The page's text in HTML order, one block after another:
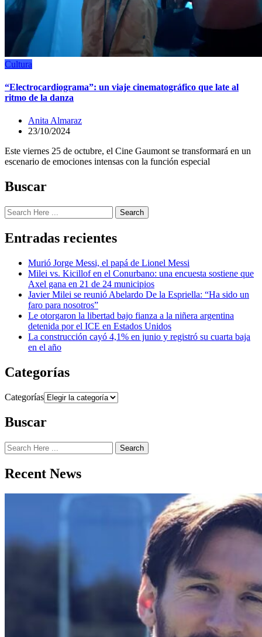
Cultura
“Electrocardiograma”: un viaje cinematográfico que late al
ritmo de la danza
Anita Almaraz
23/10/2024
Este viernes 25 de octubre, el Cine Gaumont se transformará en un
escenario de emociones intensas con la función especial
Buscar
Search
Entradas recientes
Murió Jorge Messi, el papá de Lionel Messi
Milei vs. Kicillof en el Conurbano: una encuesta sostiene que
Axel gana en 21 de 24 municipios
Javier Milei se reunió Abelardo De la Espriella: “Ha sido un
faro para nosotros”
Le otorgaron la libertad bajo fianza a la niñera argentina
detenida por el ICE en Estados Unidos
La construcción cayó 4,1% en junio y registró su cuarta baja
en el año
Categorías
Categorías
Buscar
Search
Recent News